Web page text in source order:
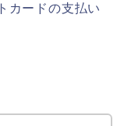
カードの支払い